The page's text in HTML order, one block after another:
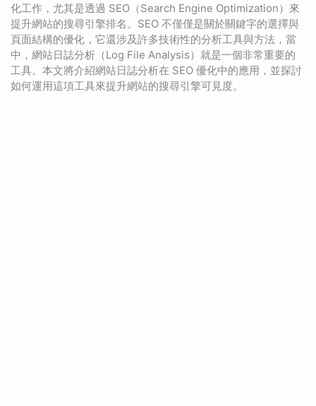
化工作，尤其是透過 SEO（Search Engine Optimization）來
提升網站的搜尋引擎排名。SEO 不僅僅是關於關鍵字的選擇與
頁面結構的優化，它還涉及許多技術性的分析工具與方法，當
中，網站日誌分析（Log File Analysis）就是一個非常重要的
工具。本文將介紹網站日誌分析在 SEO 優化中的應用，並探討
如何運用這項工具來提升網站的搜尋引擎可見度。